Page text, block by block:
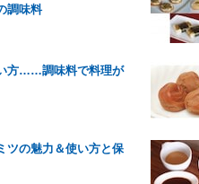
調味料
方……調味料で料理が
ツの魅力＆使い方と保